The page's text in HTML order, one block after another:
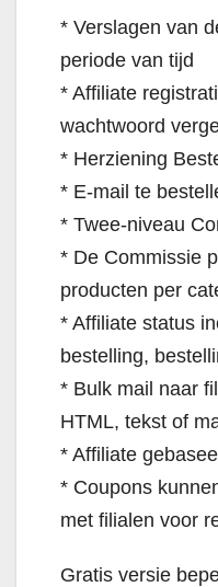
* Verslagen van
periode van tijd
* Affiliate
wachtwoord
* Herziening
* E-mail te
* Twee-niveau
* De Commissie
producten per
* Affiliate status
bestelling,
* Bulk mail naar
HTML, tekst of
* Affiliate
* Coupons
met filialen voor
Gratis versie